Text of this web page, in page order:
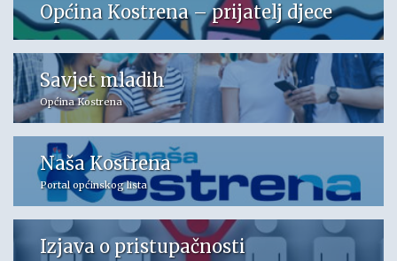
Općina Kostrena – prijatelj djece
Savjet mladih
Općina Kostrena
Naša Kostrena
Portal općinskog lista
Izjava o pristupačnosti